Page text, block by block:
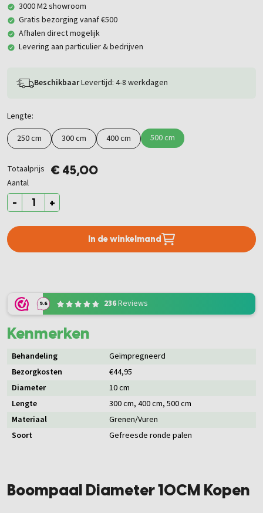
3000 M2 showroom
Gratis bezorging vanaf €500
Afhalen direct mogelijk
Levering aan particulier & bedrijven
BeschikbaarLevertijd: 4-8 werkdagen
Lengte:
250 cm
300 cm 400 cm 500 cm
Totaalprijs € 45,00
Aantal
- +
In de winkelmand
Boompaal Diameter 10CM Kopen
9.6 236Reviews
Kenmerken
Behandeling
Geïmpregneerd
Bezorgkosten
€44,95
Diameter
10 cm
Lengte
300 cm, 400 cm, 500 cm
Materiaal
Grenen/Vuren
Soort
Gefreesde ronde palen